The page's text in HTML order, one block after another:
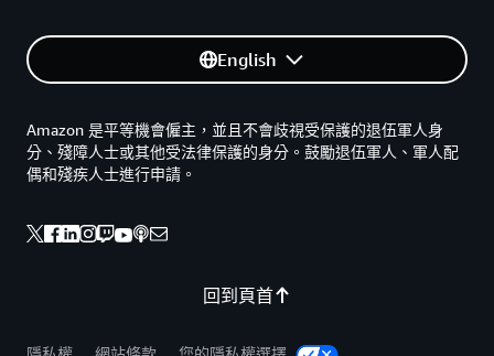
English
回到頁首
Amazon 是平等機會僱主，並且不會歧視受保護的退伍軍人身
分、殘障人士或其他受法律保護的身分。鼓勵退伍軍人、軍人配
偶和殘疾人士進行申請。